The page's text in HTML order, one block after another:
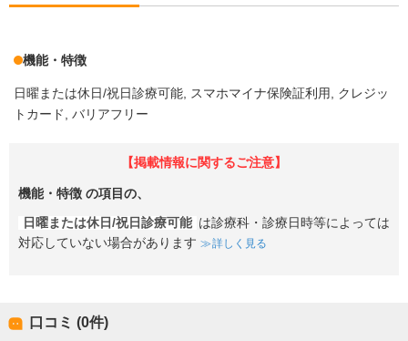
機能・特徴
日曜または休日/祝日診療可能 スマホマイナ保険証利用
クレジッ
トカード
バリアフリー
【掲載情報に関するご注意】
機能・特徴 の項目の、
日曜または休日/祝日診療可能 は診療科・診療日時等によっては
対応していない場合があります
詳しく見る
口コミ (0件)